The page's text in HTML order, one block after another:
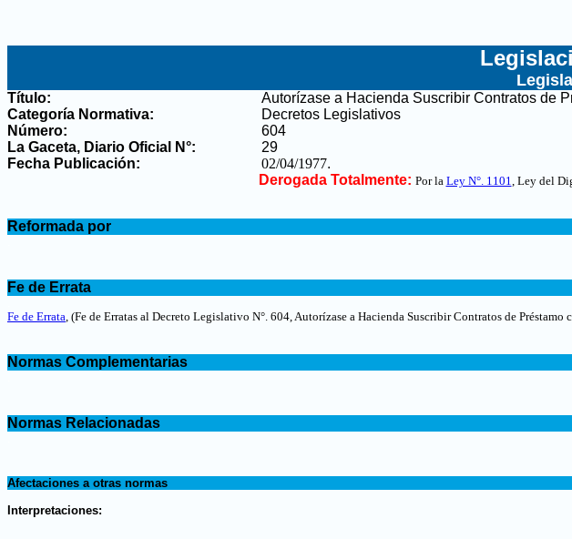
Título: Autorízase a Hacienda Suscribir Contratos de
Categoría Normativa:
Decretos Legislativos
Número:
604
La Gaceta, Diario Oficial N°:
29
Fecha Publicación:
02/04/1977.
Derogada Totalmente: Por la Ley N°. 1101, Ley del
Reformada por
Fe de Errata
Fe de Errata, (Fe de Erratas al Decreto Legislativo N°. 604, Autorízase a Hacienda Suscribir Contratos de Préstamo
Normas Complementarias
Normas Relacionadas
Afectaciones a otras normas
Interpretaciones: